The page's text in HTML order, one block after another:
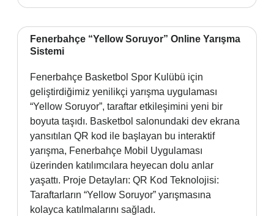
Fenerbahçe “Yellow Soruyor” Online Yarışma
Sistemi
Fenerbahçe Basketbol Spor Kulübü için
geliştirdiğimiz yenilikçi yarışma uygulaması
“Yellow Soruyor”, taraftar etkileşimini yeni bir
boyuta taşıdı. Basketbol salonundaki dev ekrana
yansıtılan QR kod ile başlayan bu interaktif
yarışma, Fenerbahçe Mobil Uygulaması
üzerinden katılımcılara heyecan dolu anlar
yaşattı. Proje Detayları: QR Kod Teknolojisi:
Taraftarların “Yellow Soruyor” yarışmasına
kolayca katılmalarını sağladı.